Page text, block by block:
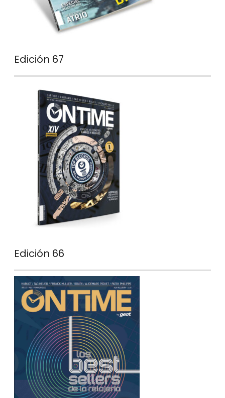
Edición 67
Edición 66